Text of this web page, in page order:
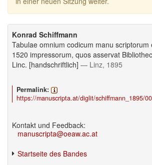
Konrad Schiffmann
Tabulae omnium codicum manu scriptorum
1520 impressorum, quos asservat
Linc. [handschriftlich] — Linz, 1895
Permalink:
https://manuscripta.at/diglit/schiffmann_1895/
Kontakt und Feedback:
manuscripta@oeaw.ac.at
Startseite des Bandes